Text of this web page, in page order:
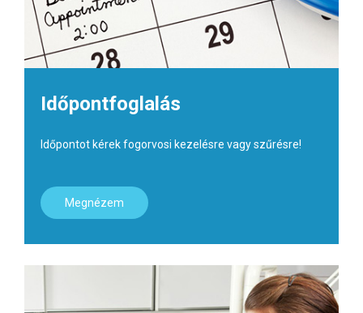
Időpontfoglalás
Időpontot kérek fogorvosi kezelésre vagy szűrésre!
Megnézem